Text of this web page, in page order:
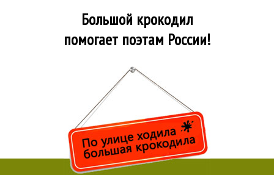
Большой крокодил
помогает поэтам России!